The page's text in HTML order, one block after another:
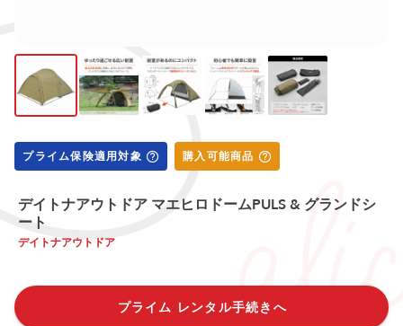
プライム保険適用対象 購入可能商品
デイトナアウトドア マエヒロドームPULS & グランドシ
ート
デイトナアウトドア
プライム レンタル手続きへ